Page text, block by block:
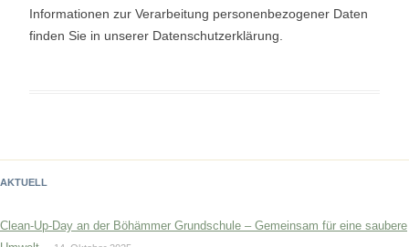
Informationen zur Verarbeitung personenbezogener Daten
finden Sie in unserer Datenschutzerklärung.
AKTUELL
Clean-Up-Day an der Böhämmer Grundschule – Gemeinsam für eine saubere